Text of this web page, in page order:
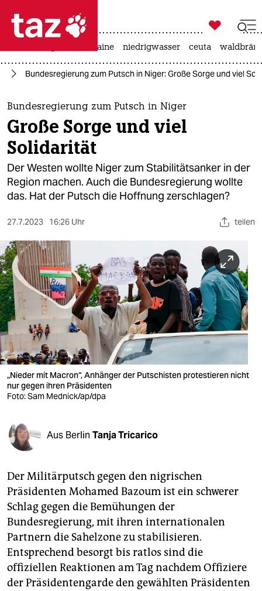
 taz zahl ich
taz zahl ich
themen
politik
öko
gesellschaft
sport
berlin
nord
wahrheit
verlag
verlag
veranstaltungen
fragen & hilfe
abo
genossenschaft
epaper login

taz zahl ich
krieg in der ukraine niedrigwasser ceuta
Bundesregierung zum Putsch in Niger: Große Sorge und viel
Bundesregierung zum Putsch in Niger
Große Sorge und viel
Solidarität
Der Westen wollte Niger zum Stabilitätsanker in der
Region machen. Auch die Bundesregierung wollte
das. Hat der Putsch die Hoffnung zerschlagen?
27.7.2023 16:26 Uhr teilen
„Nieder mit Macron“, Anhänger der Putschisten protestieren nicht
nur gegen ihren Präsidenten
Foto: Sam Mednick/ap/dpa
Aus Berlin Tanja Tricarico
Der Militärputsch gegen den nigrischen
Präsidenten Mohamed Bazoum ist ein schwerer
Schlag gegen die Bemühungen der
Bundesregierung, mit ihren internationalen
Partnern die Sahelzone zu stabilisieren.
Entsprechend besorgt bis ratlos sind die
offiziellen Reaktionen am Tag nachdem Offiziere
der Präsidentengarde den gewählten Präsidenten